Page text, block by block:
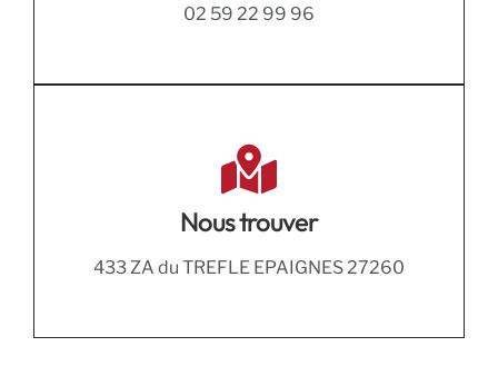
02 59 22 99 96
Nous trouver
433 ZA du TREFLE EPAIGNES 27260